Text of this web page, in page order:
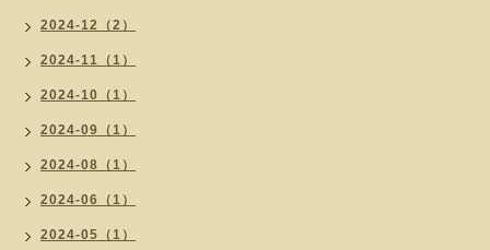
2024-12（2）
2024-11（1）
2024-10（1）
2024-09（1）
2024-08（1）
2024-06（1）
2024-05（1）